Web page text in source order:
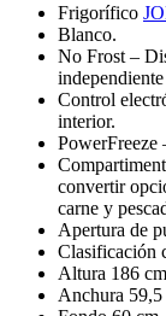
Frigorífico
Blanco.
No Frost –
Control
interior.
PowerFreeze
convertir
carne y
Apertura de
Clasificación
Altura 186
Anchura 59,5